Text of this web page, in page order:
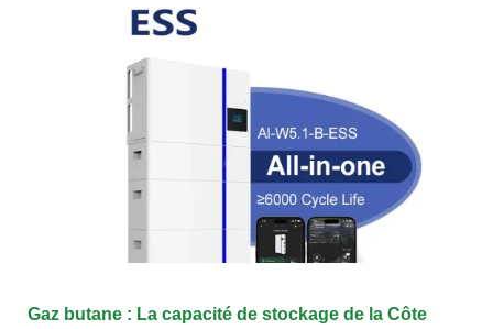
Gaz butane : La capacité de stockage de la Côte